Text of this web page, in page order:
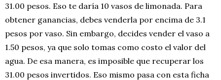
31.00 pesos. Eso te daría 10 vasos de limonada. Para
obtener ganancias, debes venderla por encima de 3.1
pesos por vaso. Sin embargo, decides vender el vaso a
1.50 pesos, ya que solo tomas como costo el valor del
agua. De esa manera, es imposible que recuperar los
31.00 pesos invertidos. Eso mismo pasa con esta ficha